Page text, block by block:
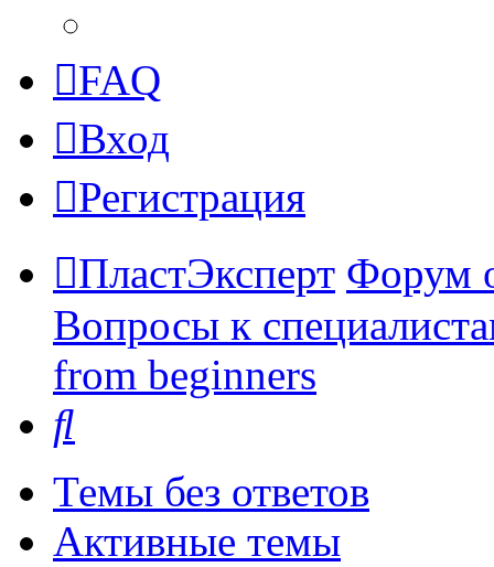
FAQ
Вход
Регистрация
ПластЭксперт Форум
Вопросы к
from beginners
Темы без ответов
Активные темы